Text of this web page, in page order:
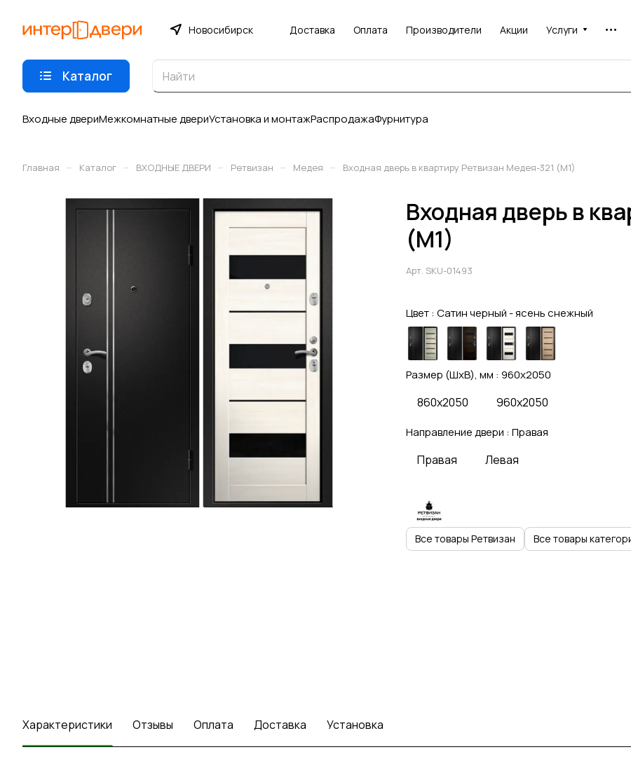
Новосибирск Доставка Оплата Производители Акции Услуги
Каталог
Входные двериМежкомнатные двериУстановка и монтажРаспродажаФурнитура
Главная – Каталог – ВХОДНЫЕ ДВЕРИ – Ретвизан – Медея – Входная дверь в квартиру Ретвизан Медея-321 (М1)
Входная дверь в
(М1)
Арт. SKU-01493
Цвет : Сатин черный - ясень снежный
Размер (ШхВ), мм : 960x2050
860x2050 960x2050
Направление двери : Правая
Правая Левая
Все товары Ретвизан Все товары
Характеристики Отзывы Оплата Доставка Установка